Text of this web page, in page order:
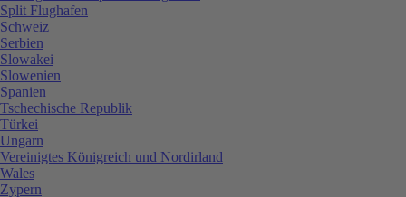
Split Flughafen
Schweiz
Serbien
Slowakei
Slowenien
Spanien
Tschechische Republik
Türkei
Ungarn
Vereinigtes Königreich und Nordirland
Wales
Zypern